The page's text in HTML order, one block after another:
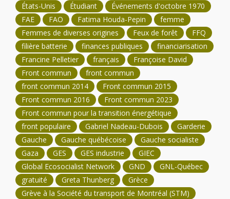
États-Unis
Étudiant
Événements d'octobre 1970
FAE
FAO Fatima Houda-Pepin
femme
Femmes de diverses origines
Feux de forêt
FFQ
filière batterie
finances publiques
financiarisation
Francine Pelletier
français
Françoise David
Front commun
front commun
front commun 2014
Front commun 2015
Front commun 2016
Front commun 2023
Front commun pour la transition énergétique
front populaire
Gabriel Nadeau-Dubois
Garderie
Gauche
Gauche québécoise
Gauche socialiste
Gaza
GES GES industrie
GIEC
Global Ecosocialist Network
GND
GNL-Québec
gratuité
Greta Thunberg
Grèce
Grève à la Société du transport de Montréal (STM)